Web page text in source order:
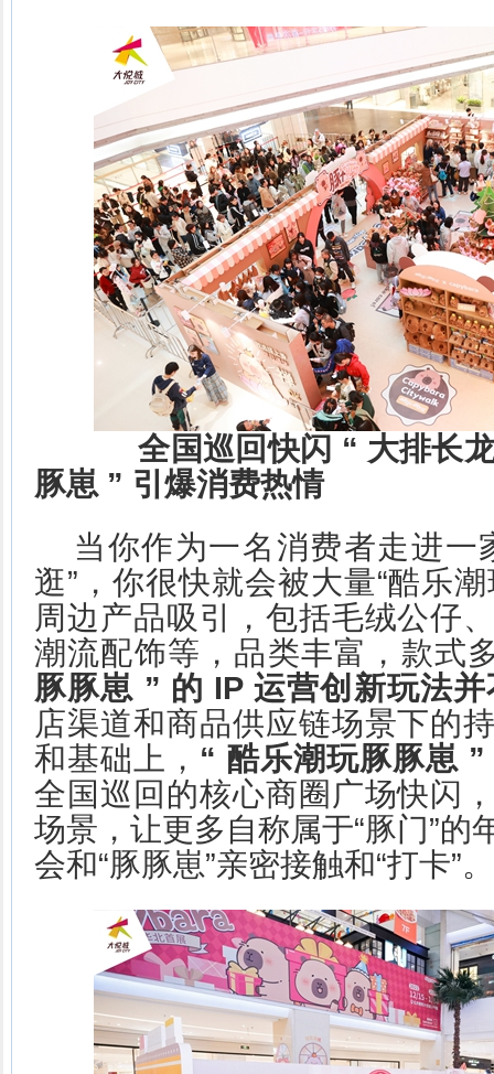
全国巡回快闪 “ 大排长
豚崽 ” 引爆消费热情
当你作为一名消费者走进一
逛”，你很快就会被大量“酷乐
周边产品吸引，包括毛绒公仔
潮流配饰等，品类丰富，款式
豚豚崽 ” 的 IP 运营创新玩法
店渠道和商品供应链场景下的
和基础上， “ 酷乐潮玩豚豚崽 ”
全国巡回的核心商圈广场快闪
场景，让更多自称属于“豚门”的
会和“豚豚崽”亲密接触和“打卡”。